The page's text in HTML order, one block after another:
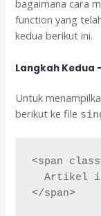
bagaimana cara
function yang
kedua berikut ini.
Langkah Kedua
Untuk
berikut ke file
<span
Artikel
</span>